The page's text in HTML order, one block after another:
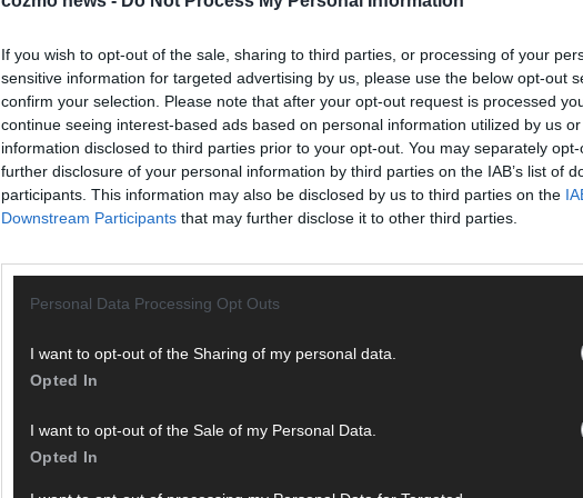
If you wish to opt-out of the sale, sharing to third parties, or processing of your
sensitive information for targeted advertising by us, please use the below opt-out
confirm your selection. Please note that after your opt-out request is processed
continue seeing interest-based ads based on personal information utilized by us
information disclosed to third parties prior to your opt-out. You may separately
further disclosure of your personal information by third parties on the IAB’s list of
participants. This information may also be disclosed by us to third parties on the
Downstream Participants that may further disclose it to other third parties.
Personal Data Processing Opt Outs
I want to opt-out of the Sharing of my personal data.
Opted In
I want to opt-out of the Sale of my Personal Data.
Opted In
25
Von
sein